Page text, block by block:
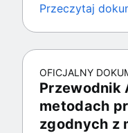
Przeczytaj
OFICJALNY
Przewodnik
metodach
zgodnych z